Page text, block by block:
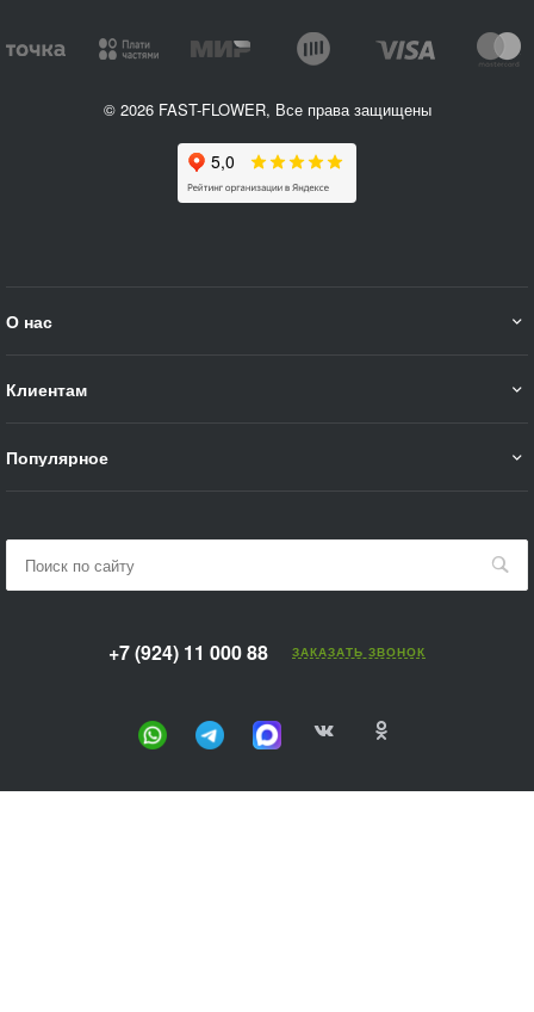
© 2026 FAST-FLOWER, Все права защищены
О нас
Клиентам
Популярное
+7 (924) 11 000 88 ЗАКАЗАТЬ ЗВОНОК